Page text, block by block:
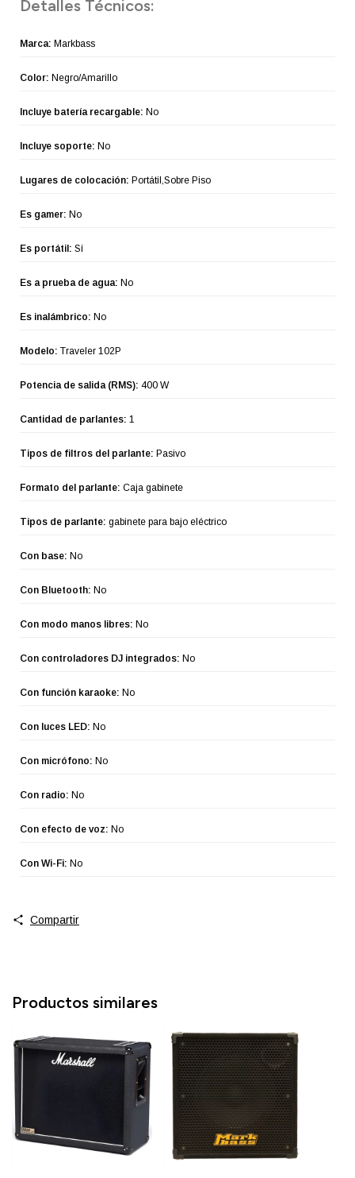
Detalles Técnicos:
Marca: Markbass
Color: Negro/Amarillo
Incluye batería recargable: No
Incluye soporte: No
Lugares de colocación: Portátil,Sobre Piso
Es gamer: No
Es portátil: Sí
Es a prueba de agua: No
Es inalámbrico: No
Modelo: Traveler 102P
Potencia de salida (RMS): 400 W
Cantidad de parlantes: 1
Tipos de filtros del parlante: Pasivo
Formato del parlante: Caja gabinete
Tipos de parlante: gabinete para bajo eléctrico
Con base: No
Con Bluetooth: No
Con modo manos libres: No
Con controladores DJ integrados: No
Con función karaoke: No
Con luces LED: No
Con micrófono: No
Con radio: No
Con efecto de voz: No
Con Wi-Fi: No
Compartir
Productos similares